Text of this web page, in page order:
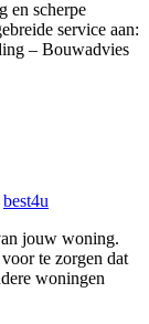
en scherpe
service aan:
– Bouwadvies
best4u
jouw woning.
te zorgen dat
woningen